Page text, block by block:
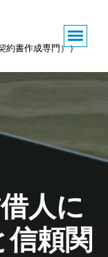
約書作成専門））
人に
信頼関